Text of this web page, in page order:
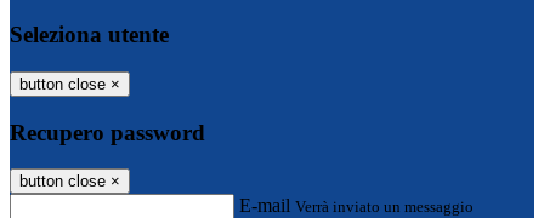
Seleziona utente
button close ×
Recupero password
button close ×
E-mail Verrà inviato un messaggio